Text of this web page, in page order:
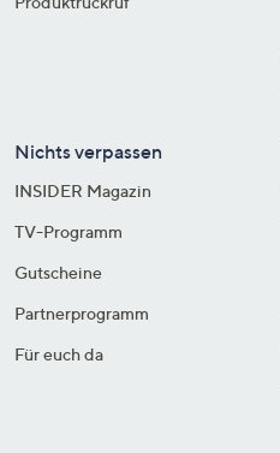
Nichts verpassen
INSIDER Magazin
TV-Programm
Gutscheine
Partnerprogramm
Für euch da